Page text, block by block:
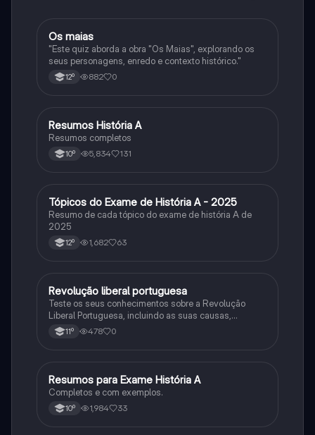
História
Os maias
"Este quiz aborda a obra "Os Maias", explorando os
seus personagens, enredo e contexto histórico."
12º 882 0
História
Resumos História A
Resumos completos
10º 5,834 131
História
Tópicos do Exame de História A - 2025
Resumo de cada tópico do exame de história A de
2025
12º 1,682 63
História
Revolução liberal portuguesa
Teste os seus conhecimentos sobre a Revolução
Liberal Portuguesa, incluindo as suas causas,
desenvolvimento e consequências.
11º 478 0
História
Resumos para Exame História A
Completos e com exemplos.
10º 1,984 33